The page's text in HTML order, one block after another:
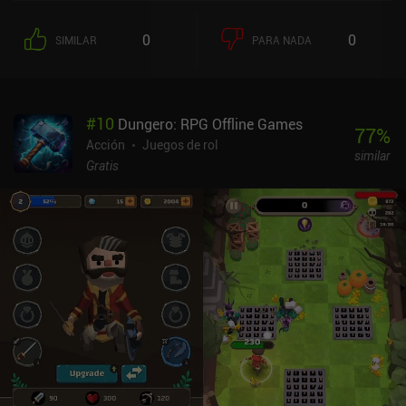
lamentablemente significa que sólo podemos jugar cuatro rondas
antes de tener que esperar una hora o pagar.
SIMILAR 0 PARA NADA 0
#10 Dungero: RPG Offline Games
Acción
Juegos de rol
Gratis
77%
similar